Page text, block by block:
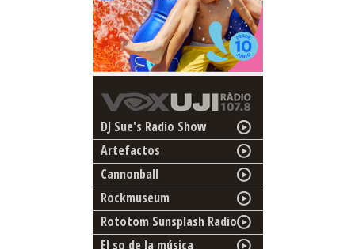
DJ Sue's Radio Show
Artefactos
Cannonball
Rockmuseum
Rototom Sunsplash Radio
El so de la música